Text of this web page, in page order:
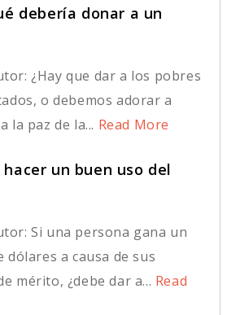
debería donar a un
¿Hay que dar a los pobres
o debemos adorar a
la paz de la... Read More
hacer un buen uso del
Si una persona gana un
dólares a causa de sus
mérito, ¿debe dar a... Read